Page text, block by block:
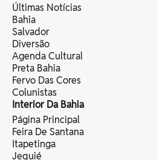
Últimas Notícias
Bahia
Salvador
Diversão
Agenda Cultural
Preta Bahia
Fervo Das Cores
Colunistas
Interior Da Bahia
Página Principal
Feira De Santana
Itapetinga
Jequié